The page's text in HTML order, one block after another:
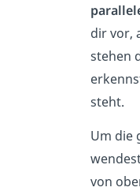
dir vor,
stehen
steht.
Um die
von